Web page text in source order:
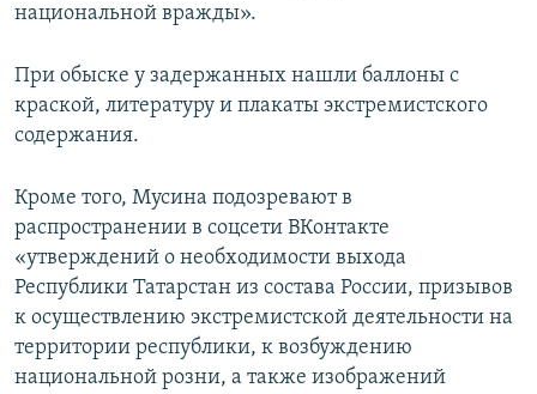
национальной вражды».
При обыске у задержанных нашли баллоны с
краской, литературу и плакаты экстремистского
содержания.
Кроме того, Мусина подозревают в
распространении в соцсети ВКонтакте
«утверждений о необходимости выхода
Республики Татарстан из состава России, призывов
к осуществлению экстремистской деятельности на
территории республики, к возбуждению
национальной розни, а также изображений